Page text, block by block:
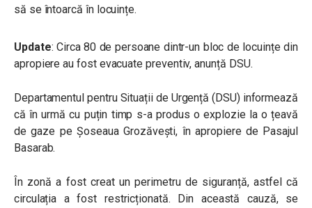
să se întoarcă în locuințe.
Update: Circa 80 de persoane dintr-un bloc de locuințe din
apropiere au fost evacuate preventiv, anunță DSU.
Departamentul pentru Situații de Urgență (DSU) informează
că în urmă cu puțin timp s-a produs o explozie la o țeavă
de gaze pe Șoseaua Grozăvești, în apropiere de Pasajul
Basarab.
În zonă a fost creat un perimetru de siguranță, astfel că
circulația a fost restricționată. Din această cauză, se